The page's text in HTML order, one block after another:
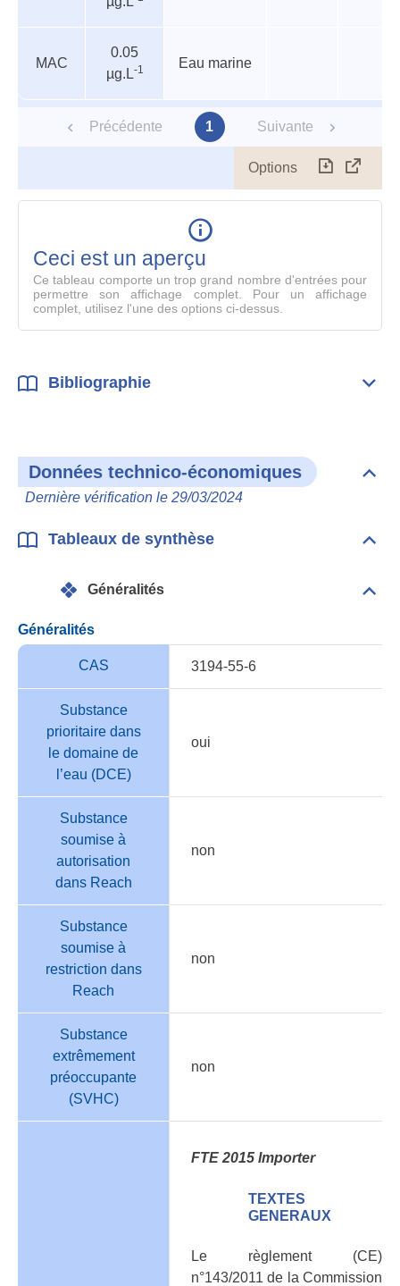
MAC
0.05
µg.L-1 Eau marine
Précédente 1 Suivante
Options
le
Ceci est un aperçu
Ce tableau comporte un trop grand nombre d'entrées pour
permettre son affichage complet. Pour un affichage
complet, utilisez l'une des options ci-dessus.
Bibliographie
Données technico-économiques
Dernière vérification le 29/03/2024
Tableaux de synthèse
Généralités
Généralités
CAS 3194-55-6
Substance
prioritaire dans
le domaine de
l’eau (DCE)
oui
Substance
soumise à
autorisation
dans Reach
non
Substance
soumise à
restriction dans
Reach
non
Substance
extrêmement
préoccupante
(SVHC)
non
FTE 2015 Importer
TEXTES
GENERAUX
Le règlement (CE)
n°143/2011 de la Commission